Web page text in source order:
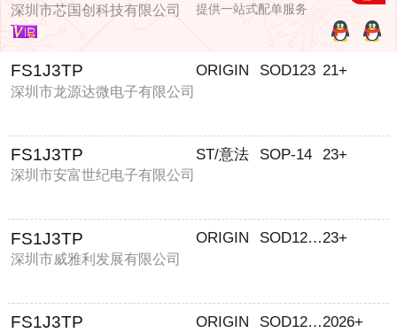
深圳市芯国创科技有限公司
提供一站式配单服务
FS1J3TP
深圳市龙源达微电子有限公司
ORIGIN SOD123 21+
FS1J3TP
深圳市安富世纪电子有限公司
ST/意法 SOP-14 23+
FS1J3TP
深圳市威雅利发展有限公司
ORIGIN SOD120623+
FS1J3TP ORIGIN SOD12062026+